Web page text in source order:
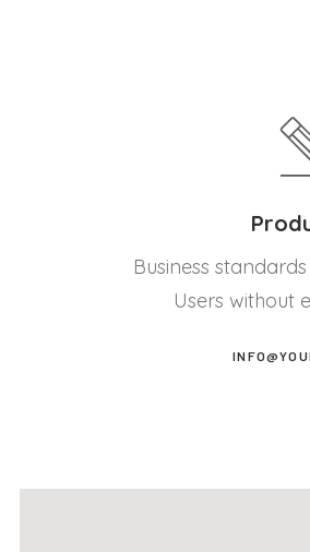
Business
Users without